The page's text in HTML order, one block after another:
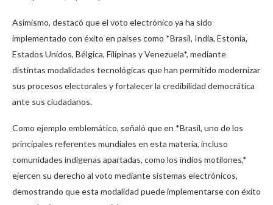
Asimismo, destacó que el voto electrónico ya ha sido
implementado con éxito en países como *Brasil, India, Estonia,
Estados Unidos, Bélgica, Filipinas y Venezuela*, mediante
distintas modalidades tecnológicas que han permitido modernizar
sus procesos electorales y fortalecer la credibilidad democrática
ante sus ciudadanos.
Como ejemplo emblemático, señaló que en *Brasil, uno de los
principales referentes mundiales en esta materia, incluso
comunidades indígenas apartadas, como los indios motilones,*
ejercen su derecho al voto mediante sistemas electrónicos,
demostrando que esta modalidad puede implementarse con éxito